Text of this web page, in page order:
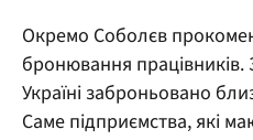
Окремо Соболєв
бронювання працівників.
Україні заброньовано
Саме підприємства, які